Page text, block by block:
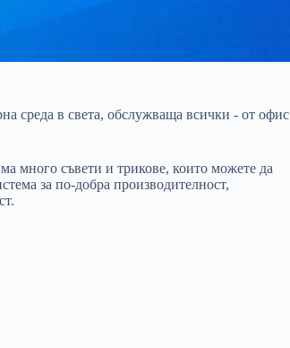
среда в света, обслужваща всички - от офис
много съвети и трикове, които можете да
за по-добра производителност,